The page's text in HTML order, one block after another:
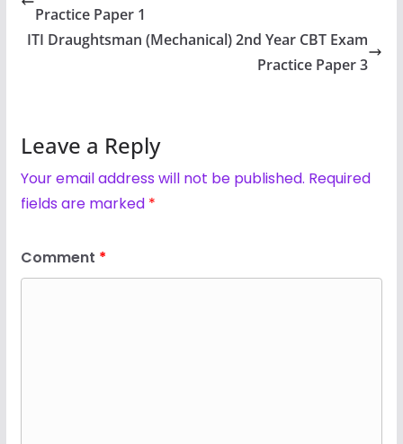
Practice Paper 1
ITI Draughtsman (Mechanical) 2nd Year CBT Exam
Practice Paper 3
Leave a Reply
Your email address will not be published. Required
fields are marked *
Comment *